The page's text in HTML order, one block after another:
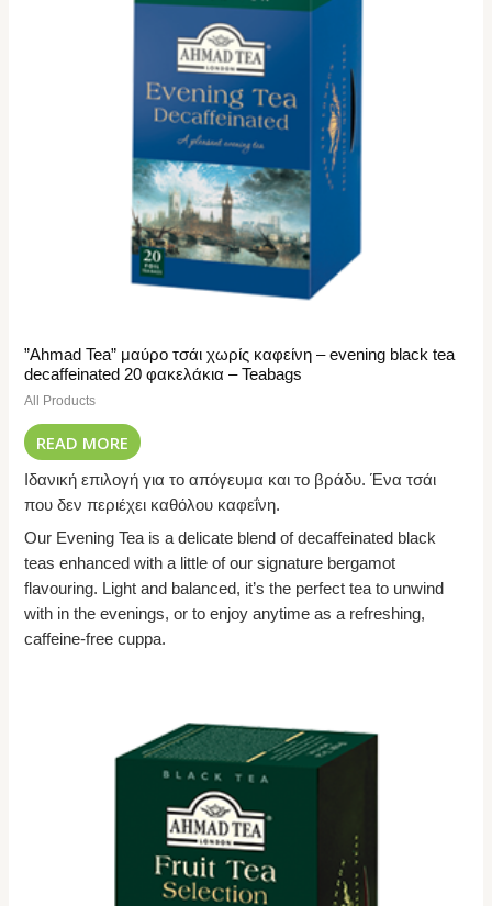
”Ahmad Tea” μαύρο τσάι χωρίς καφείνη – evening black tea
decaffeinated 20 φακελάκια – Teabags
All Products
READ MORE
Ιδανική επιλογή για το απόγευμα και το βράδυ. Ένα τσάι
που δεν περιέχει καθόλου καφεΐνη.
Our Evening Tea is a delicate blend of decaffeinated black
teas enhanced with a little of our signature bergamot
flavouring. Light and balanced, it’s the perfect tea to unwind
with in the evenings, or to enjoy anytime as a refreshing,
caffeine-free cuppa.